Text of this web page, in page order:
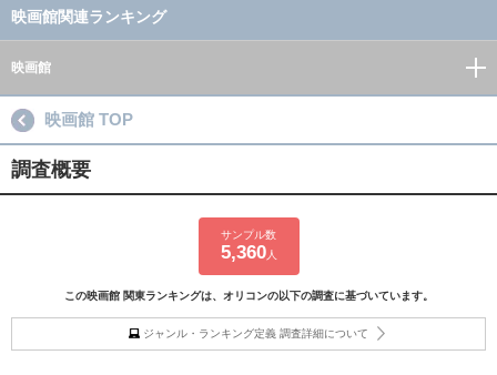
映画館関連ランキング
映画館
映画館 TOP
調査概要
サンプル数
5,360人
この映画館 関東ランキングは、オリコンの以下の調査に基づいています。
ジャンル・ランキング定義 調査詳細について